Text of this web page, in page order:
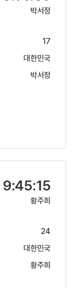
박서정
17
대한민국
박서정
9:45:15
황주희
24
대한민국
황주희